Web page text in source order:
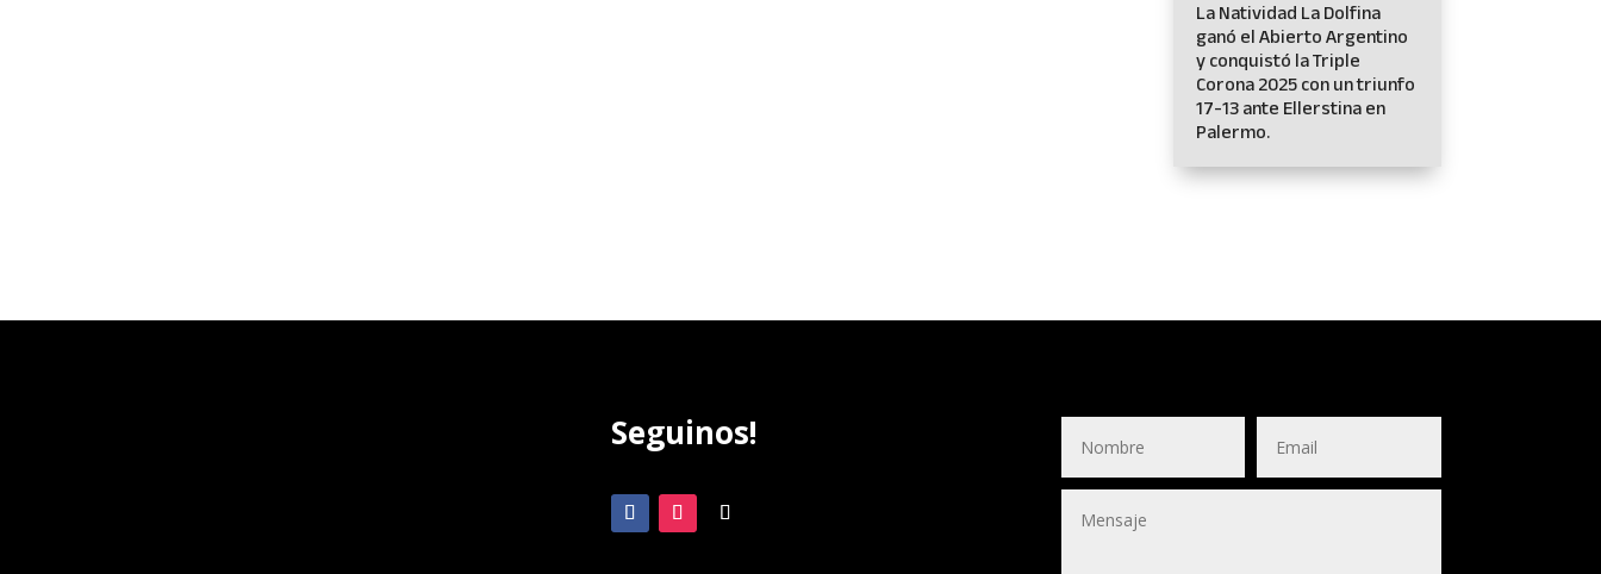
La Natividad La Dolfina
ganó el Abierto Argentino
y conquistó la Triple
Corona 2025 con un triunfo
17-13 ante Ellerstina en
Palermo.
Seguinos!